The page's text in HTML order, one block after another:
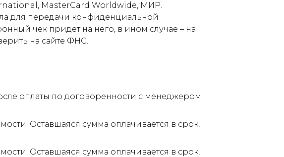
MasterCard Worldwide, МИР.
для передачи конфиденциальной
чек придет на него, в ином случае – на
на сайте ФНС.
оплаты по договоренности с менеджером
Оставшаяся сумма оплачивается в срок,
Оставшаяся сумма оплачивается в срок,